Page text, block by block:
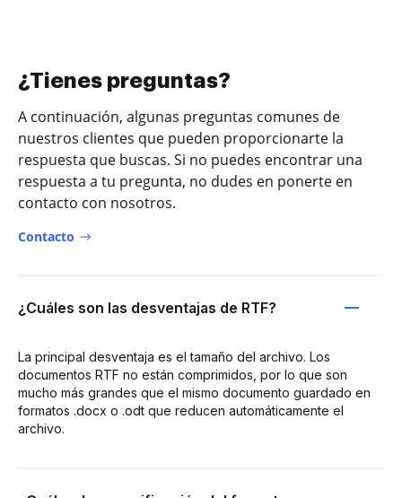
¿Tienes preguntas?
A continuación, algunas preguntas comunes de
nuestros clientes que pueden proporcionarte la
respuesta que buscas. Si no puedes encontrar una
respuesta a tu pregunta, no dudes en ponerte en
contacto con nosotros.
Contacto
¿Cuáles son las desventajas de RTF?
La principal desventaja es el tamaño del archivo. Los
documentos RTF no están comprimidos, por lo que son
mucho más grandes que el mismo documento guardado en
formatos .docx o .odt que reducen automáticamente el
archivo.